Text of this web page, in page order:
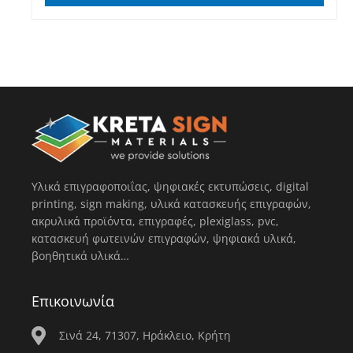
Υλικά επιγραφοποιΐας, ψηφιακές εκτυπώσεις, digital
printing, sign making, υλικά κατασκευής επιγραφών,
ακρυλικά προϊόντα, επιγραφές, plexiglass, pvc,
κατασκευή φωτεινών επιγραφών, ψηφιακά υλικά,
βοηθητικά υλικά…
Επικοινωνία
Σινά 24, 71307, Ηράκλειο, Κρήτη